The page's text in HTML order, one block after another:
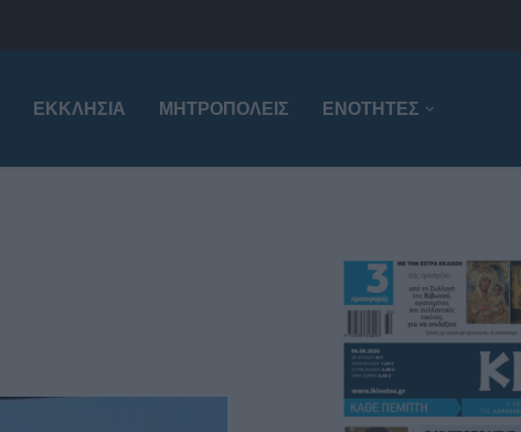
ΕΚΚΛΗΣΊΑ ΜΗΤΡΟΠΌΛΕΙΣ ΕΝΟΤΗΤΕΣ